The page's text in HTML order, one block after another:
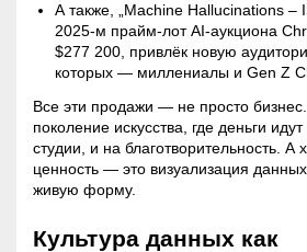
А также, „Machine Hallucinations –
2025-м прайм-лот AI-аукциона
$277 200, привлёк новую
которых — миллениалы и Gen Z
Все эти продажи — не просто
поколение искусства, где деньги
студии, и на благотворительность. А
ценность — это визуализация
живую форму.
Культура данных как